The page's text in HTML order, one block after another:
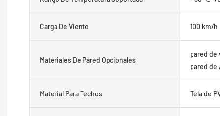
Carga De Viento 100 km/h
Materiales De Pared Opcionales
pared de
pared de
Material Para Techos Tela de